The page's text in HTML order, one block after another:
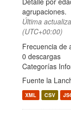
agrupaciones.
Última
(UTC+00:00)
Frecuencia de
0 descargas
Categorías
Fuente la
XML CSV